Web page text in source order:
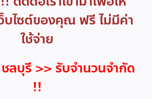
บไซต์ของคุณ ฟรี ไม่มีค่า
ใช้จ่าย
ลบุรี >> รับจำนวนจำกัด
!!